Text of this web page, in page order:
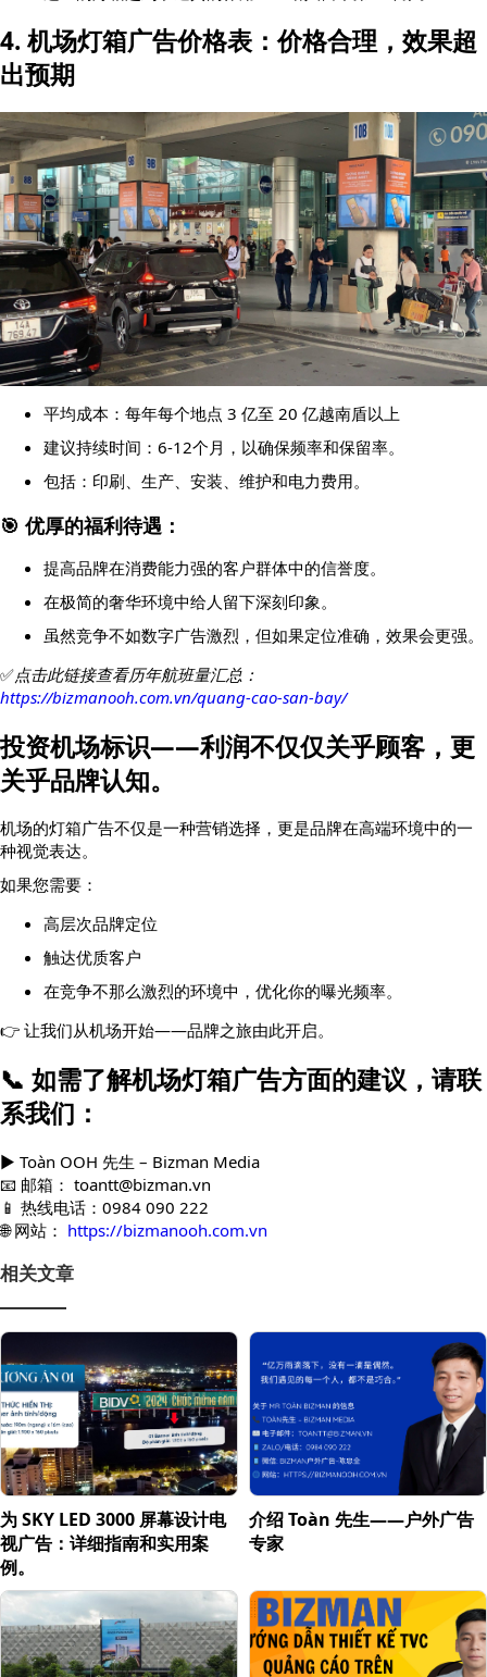
4. 机场灯箱广告价格表：价格合理，效果超
出预期
平均成本：每年每个地点 3 亿至 20 亿越南盾以上
建议持续时间：6-12个月，以确保频率和保留率。
包括：印刷、生产、安装、维护和电力费用。
🎯 优厚的福利待遇：
提高品牌在消费能力强的客户群体中的信誉度。
在极简的奢华环境中给人留下深刻印象。
虽然竞争不如数字广告激烈，但如果定位准确，效果会更强。
✅点击此链接查看历年航班量汇总：
https://bizmanooh.com.vn/quang-cao-san-bay/
投资机场标识——利润不仅仅关乎顾客，更
关乎品牌认知。
机场的灯箱广告不仅是一种营销选择，更是品牌在高端环境中的一
种视觉表达。
如果您需要：
高层次品牌定位
触达优质客户
在竞争不那么激烈的环境中，优化你的曝光频率。
👉 让我们从机场开始——品牌之旅由此开启。
📞 如需了解机场灯箱广告方面的建议，请联
系我们：
▶️ Toàn OOH 先生 – Bizman Media
📧 邮箱： toantt@bizman.vn
📱 热线电话：0984 090 222
🌐 网站： https://bizmanooh.com.vn
相关文章
为 SKY LED 3000 屏幕设计电
视广告：详细指南和实用案
例。
介绍 Toàn 先生——户外广告
专家